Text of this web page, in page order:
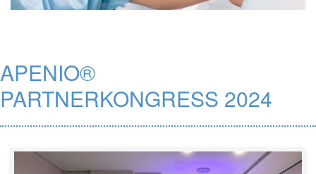
APENIO®
PARTNERKONGRESS 2024